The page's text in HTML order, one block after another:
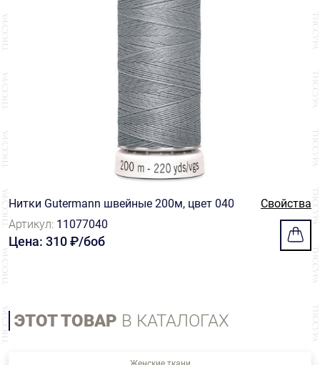
Нитки Gutermann швейные 200м, цвет 040
Свойства
Артикул: 11077040
Цена: 310 ₽/боб
ЭТОТ ТОВАР В КАТАЛОГАХ